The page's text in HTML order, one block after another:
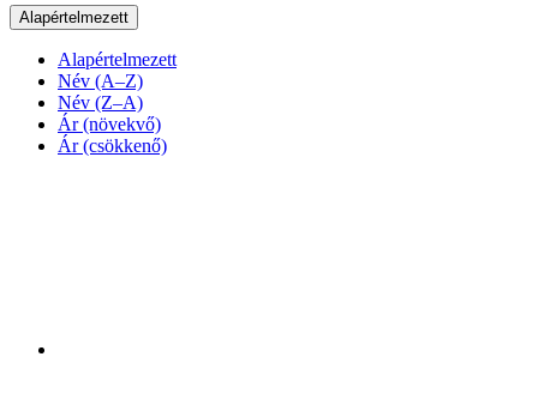
Alapértelmezett
Alapértelmezett
Név (A–Z)
Név (Z–A)
Ár (növekvő)
Ár (csökkenő)